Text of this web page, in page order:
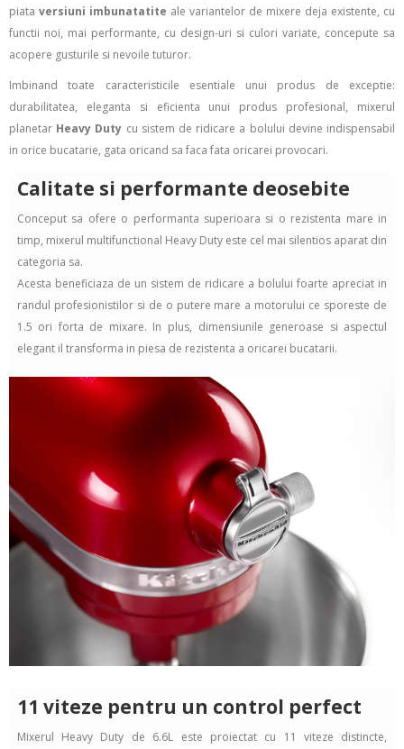
piata versiuni imbunatatite ale variantelor de mixere deja existente, cu
functii noi, mai performante, cu design-uri si culori variate, concepute sa
acopere gusturile si nevoile tuturor.
Imbinand toate caracteristicile esentiale unui produs de exceptie:
durabilitatea, eleganta si eficienta unui produs profesional, mixerul
planetar Heavy Duty cu sistem de ridicare a bolului devine indispensabil
in orice bucatarie, gata oricand sa faca fata oricarei provocari.
Calitate si performante deosebite
Conceput sa ofere o performanta superioara si o rezistenta mare in
timp, mixerul multifunctional Heavy Duty este cel mai silentios aparat din
categoria sa.
Acesta beneficiaza de un sistem de ridicare a bolului foarte apreciat in
randul profesionistilor si de o putere mare a motorului ce sporeste de
1.5 ori forta de mixare. In plus, dimensiunile generoase si aspectul
elegant il transforma in piesa de rezistenta a oricarei bucatarii.
11 viteze pentru un control perfect
Mixerul Heavy Duty de 6.6L este proiectat cu 11 viteze distincte,